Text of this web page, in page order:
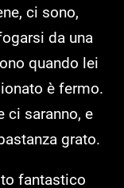
ci sono,
da una
quando lei
è fermo.
ci saranno, e
grato.
fantastico